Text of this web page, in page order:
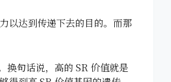
以达到传递下去的目的。而那
换句话说，高的 SR 价值就是